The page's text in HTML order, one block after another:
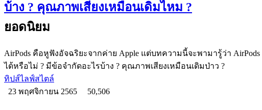
บ้าง ? คุณภาพเสียงเหมือนเดิมไหม ?
ยอดนิยม
AirPods คือหูฟังอัจฉริยะจากค่าย Apple แต่บทความนี้จะพามารู้ว่า
ได้หรือไม่ ? มีข้อจำกัดอะไรบ้าง ? คุณภาพเสียงเหมือนเดิมป่าว ?
ทิปส์ไลฟ์สไตล์
23 พฤศจิกายน 2565
50,506